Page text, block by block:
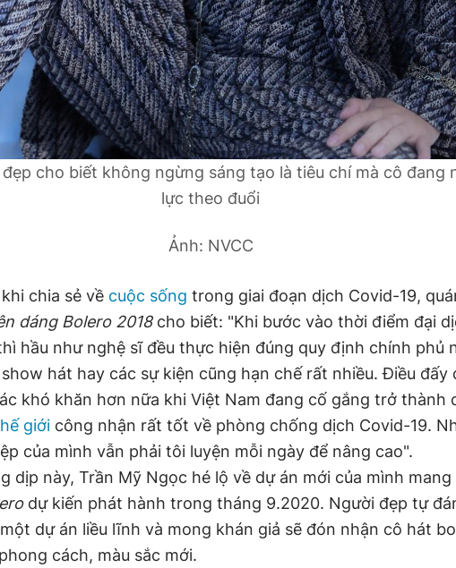
cho biết không ngừng sáng tạo là tiêu chí mà cô đang
lực theo đuổi
Ảnh: NVCC
chia sẻ về cuộc sống trong giai đoạn dịch Covid-19,
dáng Bolero 2018cho biết: "Khi bước vào thời điểm đại
hầu như nghệ sĩ đều thực hiện đúng quy định chính phủ
hát hay các sự kiện cũng hạn chế rất nhiều. Điều đấy
khó khăn hơn nữa khi Việt Nam đang cố gắng trở thành
giới công nhận rất tốt về phòng chống dịch Covid-19.
của mình vẫn phải tôi luyện mỗi ngày để nâng cao".
dịp này, Trần Mỹ Ngọc hé lộ về dự án mới của mình mang
dự kiến phát hành trong tháng 9.2020. Người đẹp tự
dự án liều lĩnh và mong khán giả sẽ đón nhận cô hát
cách, màu sắc mới.